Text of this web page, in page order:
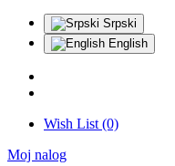
Srpski
English
Wish List (0)
Moj nalog